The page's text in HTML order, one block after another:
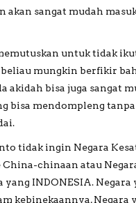
akan sangat mudah
untuk tidak
beliau mungkin berfikir
akidah bisa juga sangat
bisa mendompleng
tidak ingin Negara
China-chinaan atau
yang INDONESIA.
kebinekaannya,